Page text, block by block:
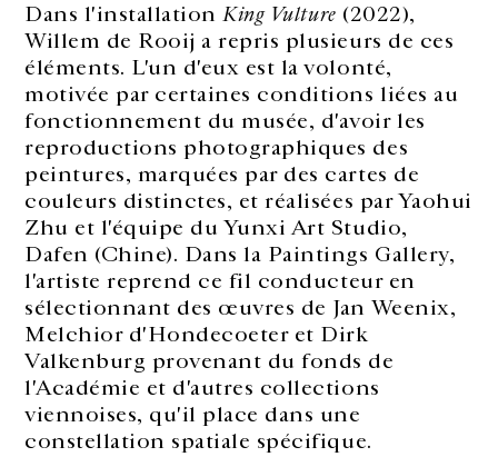
Dans l'installationKing Vulture (2022),
Willem de Rooij a repris plusieurs de ces
éléments. L'un d'eux est la volonté,
motivée par certaines conditions liées au
fonctionnement du musée, d'avoir les
reproductions photographiques des
peintures, marquées par des cartes de
couleurs distinctes, et réalisées par Yaohui
Zhu et l'équipe du Yunxi Art Studio,
Dafen (Chine). Dans la Paintings Gallery,
l'artiste reprend ce fil conducteur en
sélectionnant des œuvres de Jan Weenix,
Melchior d'Hondecoeter et Dirk
Valkenburg provenant du fonds de
l'Académie et d'autres collections
viennoises, qu'il place dans une
constellation spatiale spécifique.